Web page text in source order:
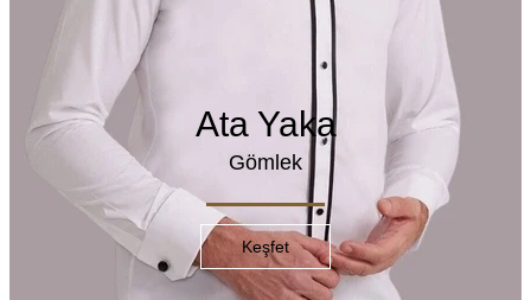
Ata Yaka
Gömlek
Keşfet